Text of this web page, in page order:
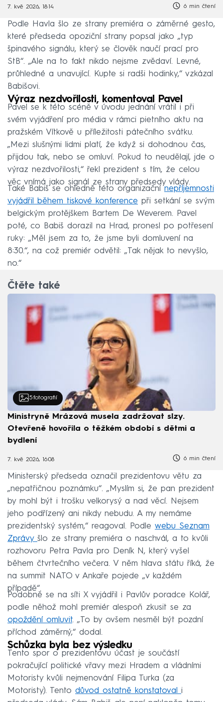
7. kvě 2026, 18:14 6 min čtení
Podle Havla šlo ze strany premiéra o záměrné gesto,
které předseda opoziční strany popsal jako „typ
špinavého signálu, který se člověk naučí prací pro
StB“. „Ale na to fakt nikdo nejsme zvědaví. Levné,
průhledné a unavující. Kupte si radši hodinky,“ vzkázal
Babišovi.
Výraz nezdvořilosti, komentoval Pavel
Pavel se k této scéně v úvodu jednání vrátil i při
svém vyjádření pro média v rámci pietního aktu na
pražském Vítkově u příležitosti pátečního svátku.
„Mezi slušnými lidmi platí, že když si dohodnou čas,
přijdou tak, nebo se omluví. Pokud to neudělají, jde o
výraz nezdvořilosti,“ řekl prezident s tím, že celou
věc vnímá jako signál ze strany předsedy vlády.
Také Babiš se ohledně této organizačnínepříjemnosti
vyjádřil během tiskové konference při setkání se svým
belgickým protějškem Bartem De Weverem. Pavel
poté, co Babiš dorazil na Hrad, pronesl po potřesení
ruky: „Měl jsem za to, že jsme byli domluvení na
8:30.“, na což premiér odvětil: „Tak nějak to nevyšlo,
no.“
Čtěte také
5 fotografií
Ministryně Mrázová musela zadržovat slzy.
Otevřeně hovořila o těžkém období s dětmi a
bydlení
7. kvě 2026, 16:08 6 min čtení
Ministerský předseda označil prezidentovu větu za
„nepatřičnou poznámku“. „Myslím si, že pan prezident
by mohl být i trošku velkorysý a nad věcí. Nejsem
jeho podřízený ani nikdy nebudu. A my nemáme
prezidentský systém,“ reagoval. Podle webu Seznam
Zprávy šlo ze strany premiéra o naschvál, a to kvůli
rozhovoru Petra Pavla pro Deník N, který vyšel
během čtvrtečního večera. V něm hlava státu říká, že
na summit NATO v Ankaře pojede „v každém
případě“.
Podobně se na síti X vyjádřil i Pavlův poradce Kolář,
podle něhož mohl premiér alespoň zkusit se za
opoždění omluvit. „To by ovšem nesměl být pozdní
příchod záměrný,“ dodal.
Schůzka byla bez výsledku
Tento spor o prezidentovu účast je součástí
pokračující politické vřavy mezi Hradem a vládními
Motoristy kvůli nejmenování Filipa Turka (za
Motoristy). Tento důvod ostatně konstatoval i